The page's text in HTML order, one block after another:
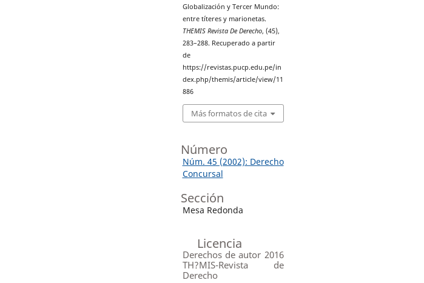
Globalización y Tercer Mundo:
entre títeres y marionetas.
THEMIS Revista De Derecho, (45),
283–288. Recuperado a partir
de
https://revistas.pucp.edu.pe/in
dex.php/themis/article/view/11
886
Más formatos de cita
Número
Núm. 45 (2002): Derecho
Concursal
Sección
Mesa Redonda
Licencia
Derechos de autor 2016
TH?MIS-Revista de
Derecho